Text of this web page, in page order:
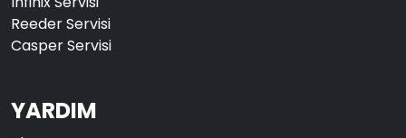
Reeder Servisi
Casper Servisi
YARDIM